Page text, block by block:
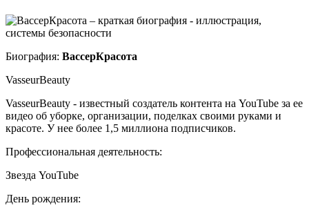
Биография: ВассерКрасота
VasseurBeauty
VasseurBeauty - известный создатель контента на YouTube за ее
видео об уборке, организации, поделках своими руками и
красоте. У нее более 1,5 миллиона подписчиков.
Профессиональная деятельность:
Звезда YouTube
День рождения: